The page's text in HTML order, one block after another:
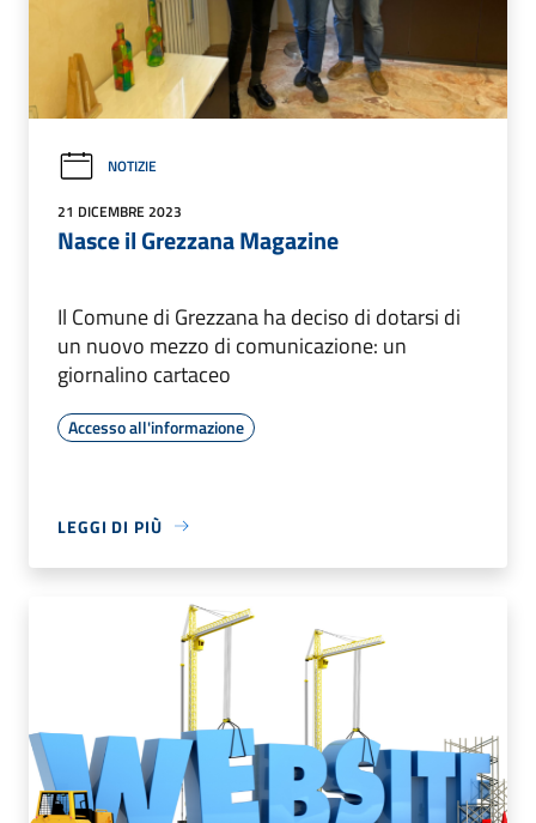
NOTIZIE
21 DICEMBRE 2023
Nasce il Grezzana Magazine
Il Comune di Grezzana ha deciso di dotarsi di
un nuovo mezzo di comunicazione: un
giornalino cartaceo
Accesso all'informazione
LEGGI DI PIÙ